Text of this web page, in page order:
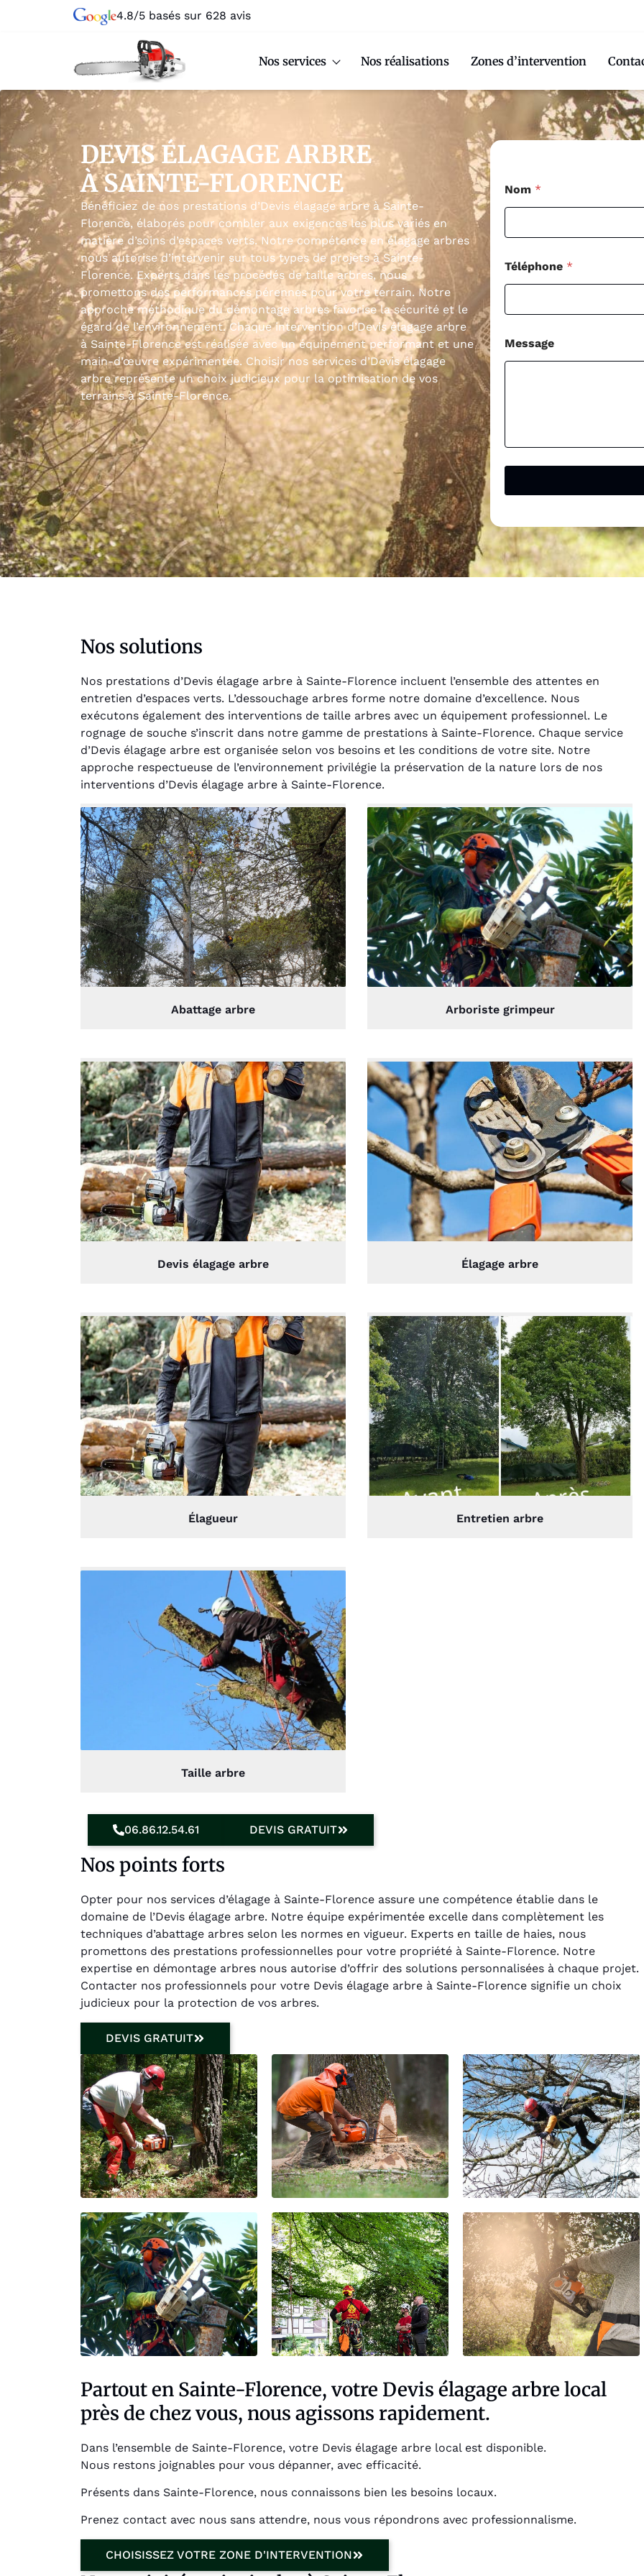
4.8/5 basés sur 628 avis
Nos services Nos réalisations Zones d’intervention
DEVIS ÉLAGAGE ARBRE
À SAINTE-FLORENCE
Bénéficiez de nos prestations d’Devis élagage arbre à Sainte-
Florence, élaborés pour combler aux exigences les plus variés en
matière d’soins d’espaces verts. Notre compétence en élagage arbres
nous autorise d’intervenir sur tous types de projets à Sainte-
Florence. Experts dans les procédés de taille arbres, nous
promettons des performances pérennes pour votre terrain. Notre
approche méthodique du démontage arbres favorise la sécurité et le
égard de l’environnement. Chaque intervention d’Devis élagage arbre
à Sainte-Florence est réalisée avec un équipement performant et une
main-d’œuvre expérimentée. Choisir nos services d’Devis élagage
arbre représente un choix judicieux pour la optimisation de vos
terrains à Sainte-Florence.
Nom *
Téléphone *
Message
Nos solutions
Nos prestations d’Devis élagage arbre à Sainte-Florence incluent l’ensemble des attentes en
entretien d’espaces verts. L’dessouchage arbres forme notre domaine d’excellence. Nous
exécutons également des interventions de taille arbres avec un équipement professionnel. Le
rognage de souche s’inscrit dans notre gamme de prestations à Sainte-Florence. Chaque service
d’Devis élagage arbre est organisée selon vos besoins et les conditions de votre site. Notre
approche respectueuse de l’environnement privilégie la préservation de la nature lors de nos
interventions d’Devis élagage arbre à Sainte-Florence.
Abattage arbre Arboriste grimpeur
Devis élagage arbre Élagage arbre
Élagueur Entretien arbre
Taille arbre
06.86.12.54.61 DEVIS GRATUIT
Nos points forts
Opter pour nos services d’élagage à Sainte-Florence assure une compétence établie dans le
domaine de l’Devis élagage arbre. Notre équipe expérimentée excelle dans complètement les
techniques d’abattage arbres selon les normes en vigueur. Experts en taille de haies, nous
promettons des prestations professionnelles pour votre propriété à Sainte-Florence. Notre
expertise en démontage arbres nous autorise d’offrir des solutions personnalisées à chaque projet.
Contacter nos professionnels pour votre Devis élagage arbre à Sainte-Florence signifie un choix
judicieux pour la protection de vos arbres.
DEVIS GRATUIT
Partout en Sainte-Florence, votre Devis élagage arbre local
près de chez vous, nous agissons rapidement.
Dans l’ensemble de Sainte-Florence, votre Devis élagage arbre local est disponible.
Nous restons joignables pour vous dépanner, avec efficacité.
Présents dans Sainte-Florence, nous connaissons bien les besoins locaux.
Prenez contact avec nous sans attendre, nous vous répondrons avec professionnalisme.
CHOISISSEZ VOTRE ZONE D'INTERVENTION
Aurélie Bonnet
21 juin 2024
Le service de terrassement
jardin à Var était
exceptionnel. L'équipe a
travaillé de manière efficace
et professionnelle, laissant
notre jardin impeccable et
prêt pour notre nouveau
projet d'aménagement
paysager.
14 décembre 2024
Excellente prestation pour
l'abattage délicat d'un sapin
entre deux maisons.
Technicité irréprochable et
sécurité assurée. Le
chantier a été laissé propre.
Je n'hésiterai pas à vous
recontacter.